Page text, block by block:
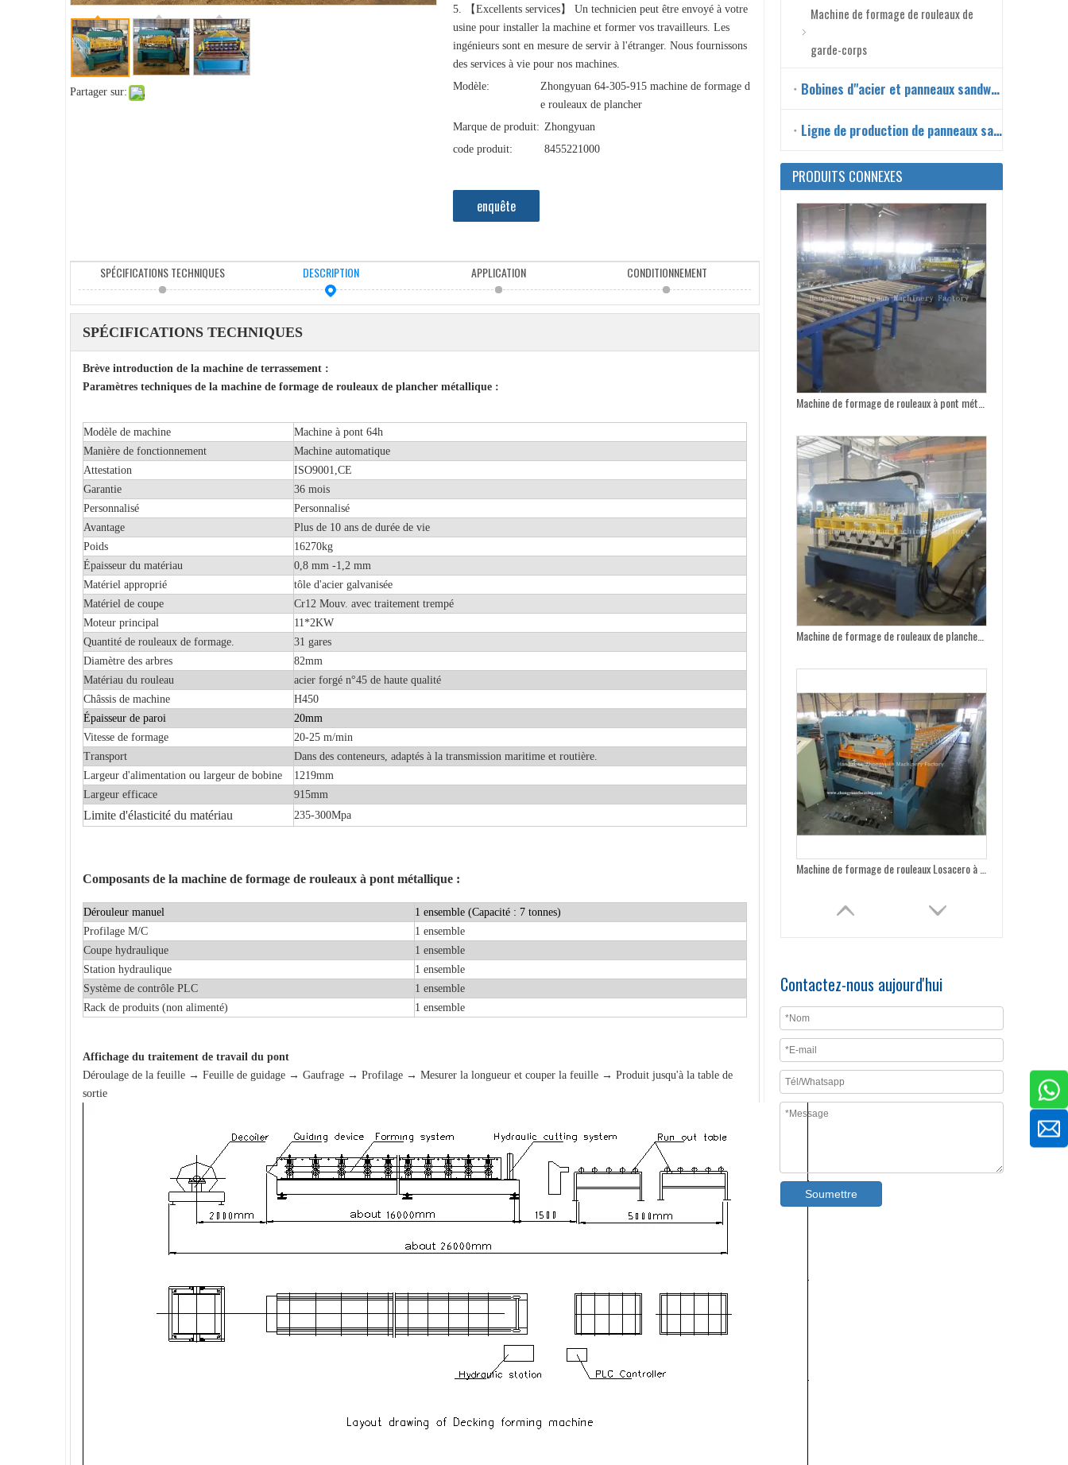
Partager sur:
5. 【Excellents services】 Un technicien peut être envoyé à votre
usine pour installer la machine et former vos travailleurs. Les
ingénieurs sont en mesure de servir à l'étranger. Nous fournissons
des services à vie pour nos machines.
Modèle:
Zhongyuan 64-305-915 machine de formage d
e rouleaux de plancher
Marque de produit: Zhongyuan
code produit:
8455221000
enquête
SPÉCIFICATIONS TECHNIQUES DESCRIPTION APPLICATION CONDITIONNEMENT
SPÉCIFICATIONS TECHNIQUES
Brève introduction de la machine de terrassement :
Paramètres techniques de la machine de formage de rouleaux de plancher métallique :
Modèle de machine
Machine à pont 64h
Manière de fonctionnement
Machine automatique
Attestation
ISO9001,CE
Garantie
36 mois
Personnalisé
Personnalisé
Avantage
Plus de 10 ans de durée de vie
Poids
16270kg
Épaisseur du matériau
0,8 mm -1,2 mm
Matériel approprié
tôle d'acier galvanisée
Matériel de coupe
Cr12 Mouv. avec traitement trempé
Moteur principal
11*2KW
Quantité de rouleaux de formage.
31 gares
Diamètre des arbres
82mm
Matériau du rouleau
acier forgé n°45 de haute qualité
Châssis de machine
H450
Épaisseur de paroi
20mm
Vitesse de formage
20-25 m/min
Transport
Dans des conteneurs, adaptés à la transmission maritime et routière.
Largeur d'alimentation ou largeur de bobine
1219mm
Largeur efficace
915mm
Limite d'élasticité du matériau 235-300Mpa
Composants de la machine de formage de rouleaux à pont métallique :
Dérouleur manuel
1 ensemble (Capacité : 7 tonnes)
Profilage M/C
1 ensemble
Coupe hydraulique
1 ensemble
Station hydraulique
1 ensemble
Système de contrôle PLC
1 ensemble
Rack de produits (non alimenté)
1 ensemble
Affichage du traitement de travail du pont
Déroulage de la feuille → Feuille de guidage → Gaufrage → Profilage → Mesurer la longueur et couper la feuille → Produit jusqu'à la table de
sortie
Machine de formage de rouleaux de
garde-corps
Bobines d"acier et panneaux sandwich
Ligne de production de panneaux sandwich
PRODUITS CONNEXES
Machine de formage de rouleaux de terrasse
Contactez-nous aujourd'hui
Soumettre